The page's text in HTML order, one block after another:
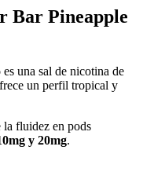
Bar Pineapple
es una sal de nicotina de
un perfil tropical y
la fluidez en pods
y 20mg.